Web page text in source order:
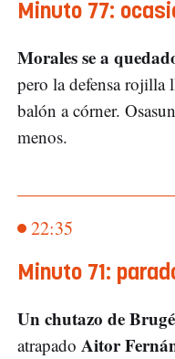
Minuto 77:
Morales se a
pero la defensa rojilla
balón a córner.
menos.
22:35
Minuto 71:
Un chutazo de Brugé
atrapado Aitor